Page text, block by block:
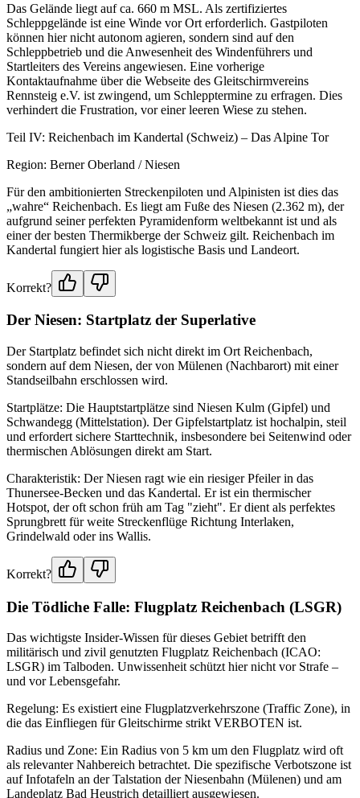
Das Gelände liegt auf ca. 660 m MSL. Als zertifiziertes
Schleppgelände ist eine Winde vor Ort erforderlich. Gastpiloten
können hier nicht autonom agieren, sondern sind auf den
Schleppbetrieb und die Anwesenheit des Windenführers und
Startleiters des Vereins angewiesen. Eine vorherige
Kontaktaufnahme über die Webseite des Gleitschirmvereins
Rennsteig e.V. ist zwingend, um Schlepptermine zu erfragen. Dies
verhindert die Frustration, vor einer leeren Wiese zu stehen.
Teil IV: Reichenbach im Kandertal (Schweiz) – Das Alpine Tor
Region: Berner Oberland / Niesen
Für den ambitionierten Streckenpiloten und Alpinisten ist dies das
„wahre“ Reichenbach. Es liegt am Fuße des Niesen (2.362 m), der
aufgrund seiner perfekten Pyramidenform weltbekannt ist und als
einer der besten Thermikberge der Schweiz gilt. Reichenbach im
Kandertal fungiert hier als logistische Basis und Landeort.
Korrekt?
Der Niesen: Startplatz der Superlative
Der Startplatz befindet sich nicht direkt im Ort Reichenbach,
sondern auf dem Niesen, der von Mülenen (Nachbarort) mit einer
Standseilbahn erschlossen wird.
Startplätze: Die Hauptstartplätze sind Niesen Kulm (Gipfel) und
Schwandegg (Mittelstation). Der Gipfelstartplatz ist hochalpin, steil
und erfordert sichere Starttechnik, insbesondere bei Seitenwind oder
thermischen Ablösungen direkt am Start.
Charakteristik: Der Niesen ragt wie ein riesiger Pfeiler in das
Thunersee-Becken und das Kandertal. Er ist ein thermischer
Hotspot, der oft schon früh am Tag "zieht". Er dient als perfektes
Sprungbrett für weite Streckenflüge Richtung Interlaken,
Grindelwald oder ins Wallis.
Korrekt?
Die Tödliche Falle: Flugplatz Reichenbach (LSGR)
Das wichtigste Insider-Wissen für dieses Gebiet betrifft den
militärisch und zivil genutzten Flugplatz Reichenbach (ICAO:
LSGR) im Talboden. Unwissenheit schützt hier nicht vor Strafe –
und vor Lebensgefahr.
Regelung: Es existiert eine Flugplatzverkehrszone (Traffic Zone), in
die das Einfliegen für Gleitschirme strikt VERBOTEN ist.
Radius und Zone: Ein Radius von 5 km um den Flugplatz wird oft
als relevanter Nahbereich betrachtet. Die spezifische Verbotszone ist
auf Infotafeln an der Talstation der Niesenbahn (Mülenen) und am
Landeplatz Bad Heustrich detailliert ausgewiesen.